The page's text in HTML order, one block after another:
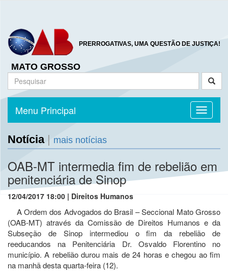
PRERROGATIVAS, UMA QUESTÃO DE JUSTIÇA!
MATO GROSSO
Toggle
Menu Principal
Notícia| mais notícias
OAB-MT intermedia fim de rebelião em
penitenciária de Sinop
12/04/2017 18:00 | Direitos Humanos
A Ordem dos Advogados do Brasil – Seccional Mato Grosso
(OAB-MT) através da Comissão de Direitos Humanos e da
Subseção de Sinop intermediou o fim da rebelião de
reeducandos na Penitenciária Dr. Osvaldo Florentino no
município. A rebelião durou mais de 24 horas e chegou ao fim
na manhã desta quarta-feira (12).